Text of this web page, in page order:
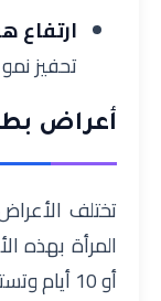
ارتفاع
تحفيز
أعراض
تختلف
المرأة بهذه
أو 10 أيام وتستمر حتى فترة الدورة: